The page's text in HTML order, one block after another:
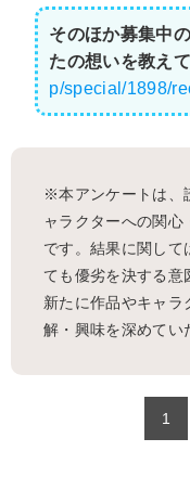
そのほか募集中
たの想いを教えて
p/special/1898/
※本アンケートは、
ャラクターへの関
です。結果に関して
ても優劣を決する意
新たに作品やキャラ
解・興味を深めてい
1